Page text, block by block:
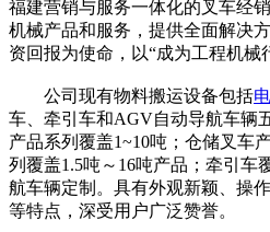
福建营销与服务一体化的叉车经
机械产品和服务，提供全面解决
资回报为使命，以“成为工程机械
公司现有物料搬运设备包括
车、牵引车和AGV自动导航车辆
产品系列覆盖1~10吨；仓储叉车
列覆盖1.5吨～16吨产品；牵引车
航车辆定制。具有外观新颖、操
等特点，深受用户广泛赞誉。